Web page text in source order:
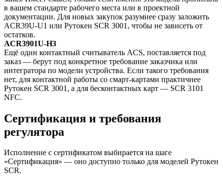
в вашем стандарте рабочего места или в проектной
документации. Для новых закупок разумнее сразу заложить
ACR39U-U1 или Рутокен SCR 3001, чтобы не зависеть от
остатков.
ACR3901U-H3
Ещё один контактный считыватель ACS, поставляется под
заказ — берут под конкретное требование заказчика или
интегратора по модели устройства. Если такого требования
нет, для контактной работы со смарт-картами практичнее
Рутокен SCR 3001, а для бесконтактных карт — SCR 3101
NFC.
Сертификация и требования
регулятора
Исполнение с сертификатом выбирается на шаге
«Сертификация» — оно доступно только для моделей Рутокен
SCR.